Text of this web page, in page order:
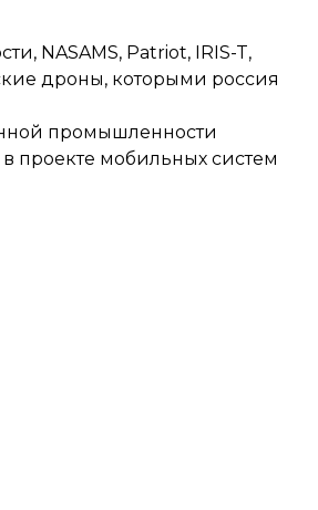
NASAMS, Patriot, IRIS-T,
дроны, которыми россия
промышленности
проекте мобильных систем